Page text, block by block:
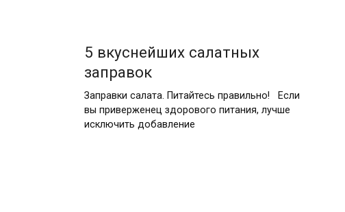
5 вкуснейших салатных
заправок
Заправки салата. Питайтесь правильно! Если
вы приверженец здорового питания, лучше
исключить добавление